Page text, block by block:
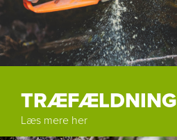
TRÆFÆLDNING
Læs mere her